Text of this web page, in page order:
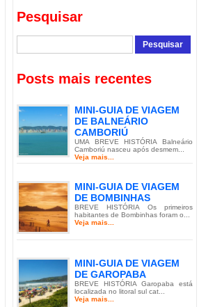
Pesquisar
Posts mais recentes
MINI-GUIA DE VIAGEM
DE BALNEÁRIO
CAMBORIÚ
UMA BREVE HISTÓRIA Balneário
Camboriú nasceu após desmem...
Veja mais...
MINI-GUIA DE VIAGEM
DE BOMBINHAS
BREVE HISTÓRIA Os primeiros
habitantes de Bombinhas foram o...
Veja mais...
MINI-GUIA DE VIAGEM
DE GAROPABA
BREVE HISTÓRIA Garopaba está
localizada no litoral sul cat...
Veja mais...